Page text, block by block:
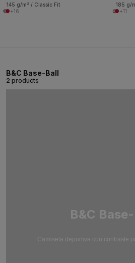
145 g/m² / Classic Fit
+16
185 g/
+11
B&C Base-Ball
2 products
B&C
Camiseta deportiva con contraste